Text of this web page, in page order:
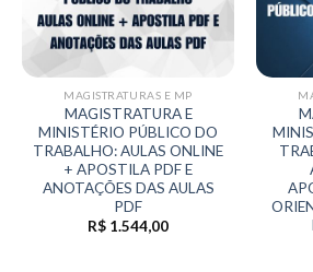
MAGISTRATURAS E MP
MAGISTRATURA E
MINISTÉRIO PÚBLICO DO
TRABALHO: AULAS ONLINE
+ APOSTILA PDF E
ANOTAÇÕES DAS AULAS
PDF
R$ 1.544,00